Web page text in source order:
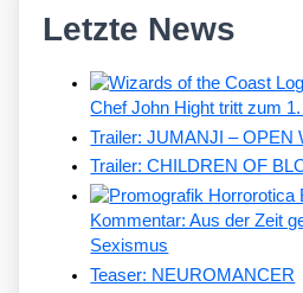
Letzte News
Chef John Hight tritt zum
Trailer: JUMANJI – OPEN
Trailer: CHILDREN OF
Kommentar: Aus der Zeit
Sexismus
Teaser: NEUROMANCER